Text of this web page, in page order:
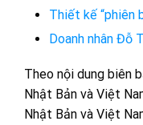
Thiết kế “phiên
Doanh nhân Đỗ
Theo nội dung biên
Nhật Bản và Việt
Nhật Bản và Việt